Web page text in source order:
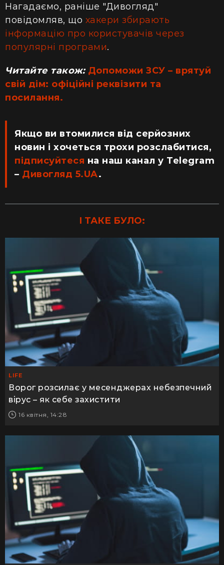
Нагадаємо, раніше "Дивогляд"
повідомляв, що хакери збирають
інформацію про користувачів через
популярні програми.
Читайте також: Допоможи ЗСУ – врятуй
свій дім: офіційні реквізити та
посилання.
Якщо ви втомилися від серйозних
новин і хочеться трохи розслабитися,
підписуйтеся на наш канал у Telegram
– Дивогляд 5.UA.
І ТАКЕ БУЛО:
LIFE
Ворог розсилає у месенджерах небезпечний
вірус – як себе захистити
16 квітня, 14:28